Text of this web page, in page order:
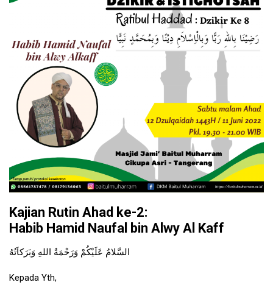
Kajian Rutin Ahad ke-2:
Habib Hamid Naufal bin Alwy Al Kaff
السَّلامُ عَلَيْكُمْ وَرَحْمَةُ اللهِ وَبَرَكاَتُهُ
Kepada Yth,